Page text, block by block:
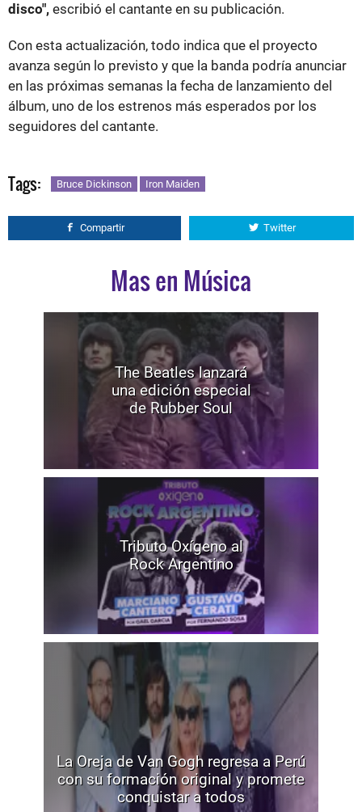
disco", escribió el cantante en su publicación.
Con esta actualización, todo indica que el proyecto
avanza según lo previsto y que la banda podría anunciar
en las próximas semanas la fecha de lanzamiento del
álbum, uno de los estrenos más esperados por los
seguidores del cantante.
Tags: Bruce Dickinson Iron Maiden
Compartir Twitter
Mas en Música
The Beatles lanzará
una edición especial
de Rubber Soul
Tributo Oxígeno al
Rock Argentino
La Oreja de Van Gogh regresa a Perú
con su formación original y promete
conquistar a todos